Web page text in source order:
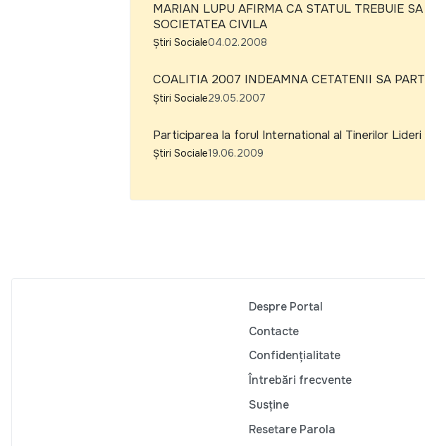
MARIAN LUPU AFIRMA CA STATUL TREBUIE
SOCIETATEA CIVILA
Știri Sociale04.02.2008
COALITIA 2007 INDEAMNA CETATENII SA
Știri Sociale29.05.2007
Participarea la forul International al Tinerilor
Știri Sociale19.06.2009
Despre Portal
Contacte
Confidențialitate
Întrebări frecvente
Susține
Resetare Parola